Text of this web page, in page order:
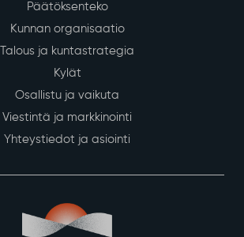
Päätöksenteko
Kunnan organisaatio
Talous ja kuntastrategia
Kylät
Osallistu ja vaikuta
Viestintä ja markkinointi
Yhteystiedot ja asiointi